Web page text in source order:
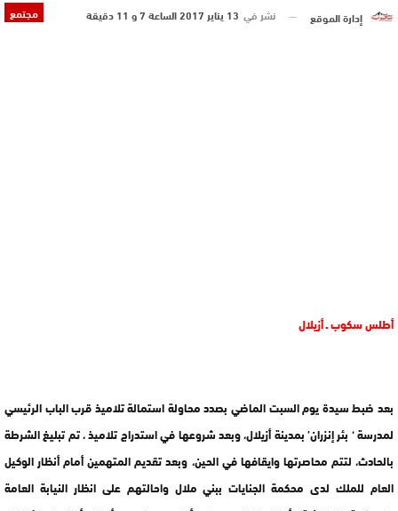
مجتمع إدارة الموقع نشر في 13 يناير 2017 الساعة 7 و 11 دقيقة
أطلس سكوب ـ أزيلال
بعد ضبط سيدة يوم السبت الماضي بصدد محاولة استمالة تلاميذ قرب الباب الرئيسي
لمدرسة ‘ بئر إنزران’ بمدينة أزيلال، وبعد شروعها في استدراج تلاميذ ، تم تبليغ الشرطة
بالحادث، لتتم محاصرتها وايقافها في الحين، وبعد تقديم المتهمين أمام أنظار الوكيل
العام للملك لدى محكمة الجنايات ببني ملال واحالتهم على انظار النيابة العامة